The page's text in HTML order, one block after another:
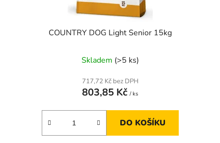
COUNTRY DOG Light Senior 15kg
Skladem (>5 ks)
717,72 Kč bez DPH
803,85 Kč / ks
DO KOŠÍKU